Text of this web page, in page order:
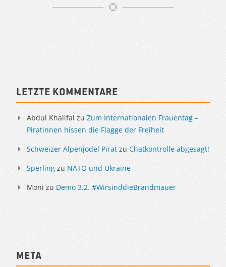
Sidebar
Letzte Kommentare
Abdul Khalifal zu Zum Internationalen Frauentag –
Piratinnen hissen die Flagge der Freiheit
Schweizer Alpenjodel Pirat zu Chatkontrolle abgesagt!
Sperling zu NATO und Ukraine
Moni zu Demo 3.2. #WirsinddieBrandmauer
Meta